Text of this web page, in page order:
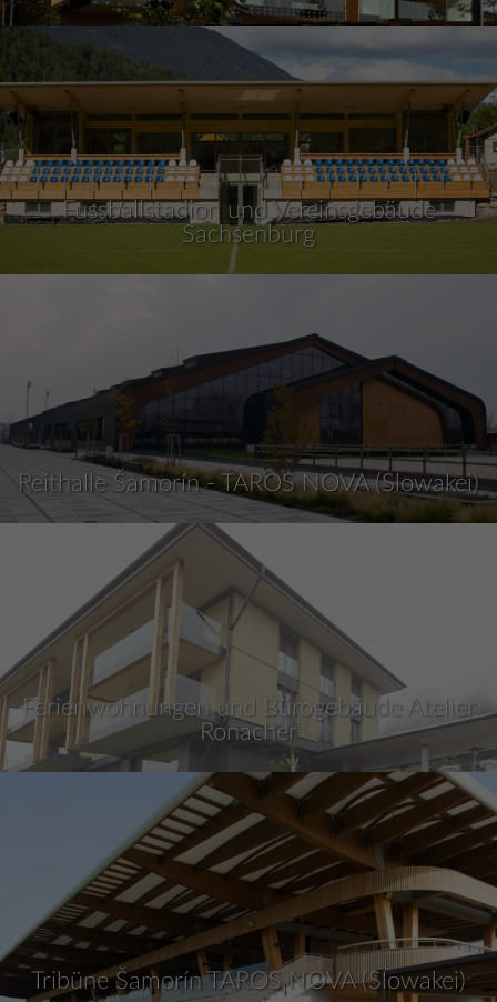
Fussballstadion und Vereinsgebäude
Sachsenburg
Reithalle Šamorín - TAROS NOVA (Slowakei)
Ferienwohnungen und Bürogebäude Atelier
Ronacher
Tribüne Šamorín TAROS NOVA (Slowakei)